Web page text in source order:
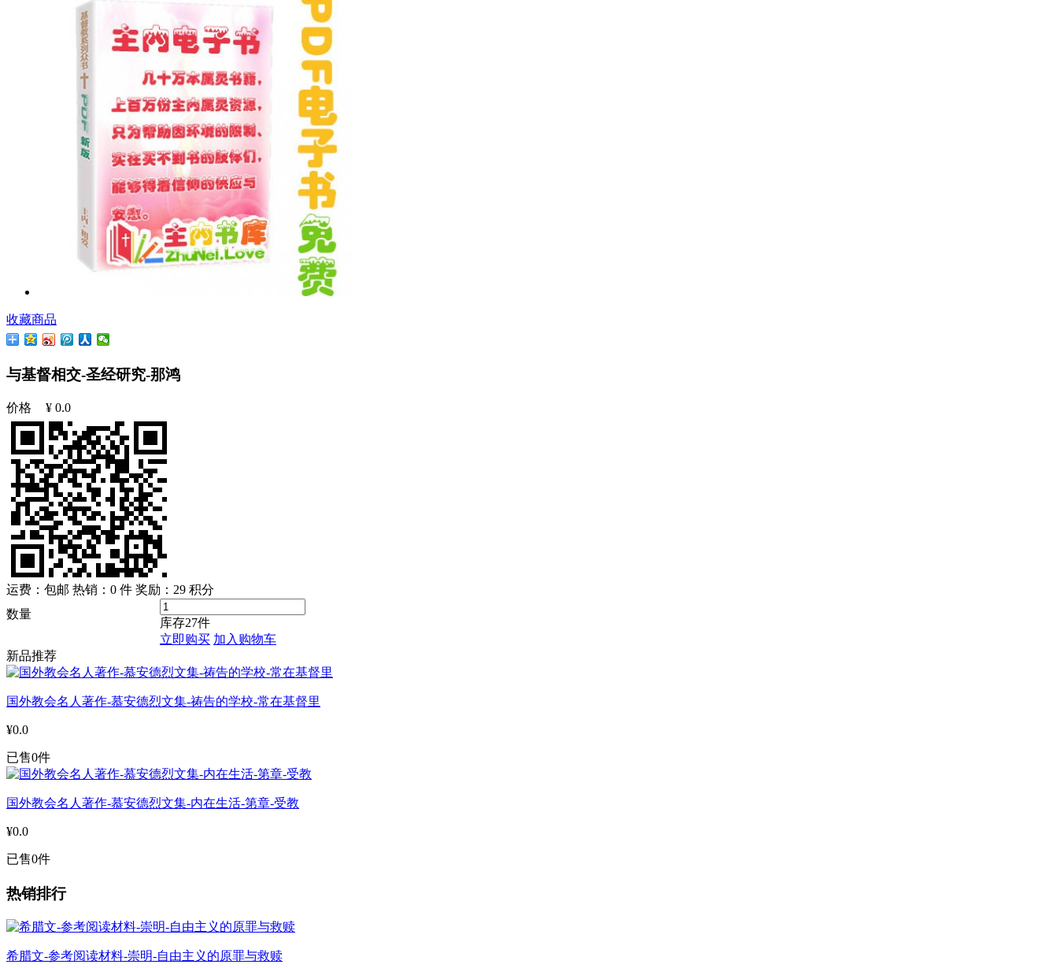
收藏商品
与基督相交-圣经研究-那鸿
价格 ¥ 0.0
运费：包邮 热销：0 件 奖励： 29 积分
数量
库存27件
立即购买 加入购物车
新品推荐
国外教会名人著作-慕安德烈文集-祷告的学校-常在基督里
¥0.0
已售0件
国外教会名人著作-慕安德烈文集-内在生活-第章-受教
¥0.0
已售0件
热销排行
希腊文-参考阅读材料-崇明-自由主义的原罪与救赎